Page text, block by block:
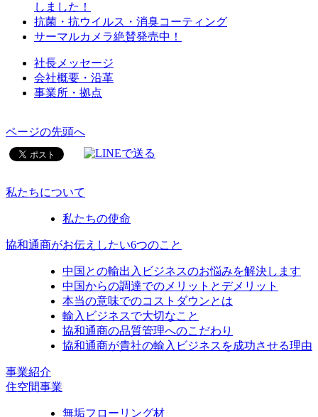
しました！
抗菌・抗ウイルス・消臭コーティング
サーマルカメラ絶賛発売中！
社長メッセージ
会社概要・沿革
事業所・拠点
ページの先頭へ
私たちについて
私たちの使命
協和通商がお伝えしたい6つのこと
中国との輸出入ビジネスのお悩みを解決します
中国からの調達でのメリットとデメリット
本当の意味でのコストダウンとは
輸入ビジネスで大切なこと
協和通商の品質管理へのこだわり
協和通商が貴社の輸入ビジネスを成功させる理由
事業紹介
住空間事業
無垢フローリング材